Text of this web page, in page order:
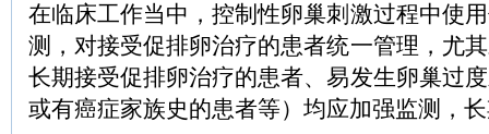
在临床工作当中，控制性卵巢刺激过程中使
测，对接受促排卵治疗的患者统一管理，尤
长期接受促排卵治疗的患者、易发生卵巢过
或有癌症家族史的患者等）均应加强监测，